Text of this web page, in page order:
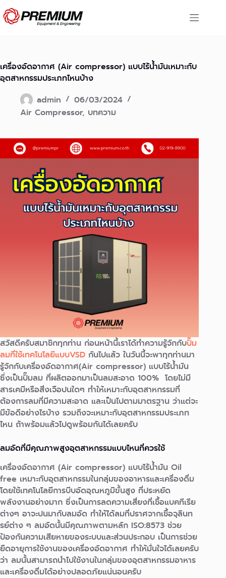
Skip
to
content
เครื่องอัดอากาศ (Air compressor) แบบไร้น้ำมันเหมาะกับ
อุตสาหกรรมประเภทไหนบ้าง
admin
06/03/2024
Air Compressor, บทความ
สวัสดีครับสมาชิกทุกท่าน ก่อนหน้านี้เราได้ทำความรู้จักกับปั๊ม
ลมที่ใช้เทคโนโลยีแบบVSD กันไปแล้ว ในวันนี้จะพาทุกท่านมา
รู้จักกับเครื่องอัดอากาศ(Air compressor) แบบไร้น้ำมัน
ซึ่งเป็นปั๊มลม ที่ผลิตออกมาเป็นลมสะอาด 100% โดยไม่มี
สารเคมีหรือสิ่งเจือปนใดๆ ทำให้เหมาะกับอุตสาหกรรมที่
ต้องการลมที่มีความสะอาด และเป็นไปตามมาตรฐาน ว่าแต่จะ
มีข้อดีอย่างไรบ้าง รวมถึงจะเหมาะกับอุตสาหกรรมประเภท
ไหน ถ้าพร้อมแล้วไปดูพร้อมกันได้เลยครับ
ลมอัดที่มีคุณภาพสูงอุตสาหกรรมแบบไหนที่ควรใช้
เครื่องอัดอากาศ (Air compressor) แบบไร้น้ำมัน Oil
free เหมาะกับอุตสาหกรรมในกลุ่มของอาหารและเครื่องดื่ม
โดยใช้เทคโนโลยีการบีบอัดอุณหภูมิขั้นสูง ที่ประหยัด
พลังงานอย่างมาก ซึ่งเป็นการลดความเสี่ยงที่เชื้อแบคทีเรีย
ต่างๆ อาจะปนมากับลมอัด ทำให้ได้ลมที่ปราศจากเชื้อจุลินท
รย์ต่าง ๆ ลมอัดนั้นมีคุณภาพตามหลัก ISO:8573 ช่วย
ป้องกันความเสียหายของระบบและส่วนประกอบ เป็นการช่วย
ยืดอายุการใช้งานของเครื่องอัดอากาศ ทำให้มั่นใจได้เลยครับ
ว่า ลมนั้นสามารถนำไปใช้งานในกลุ่มของอุตสาหกรรมอาหาร
และเครื่องดื่มได้อย่างปลอดภัยแน่นอนครับ